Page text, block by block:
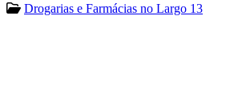
Drogarias e Farmácias no Largo 13